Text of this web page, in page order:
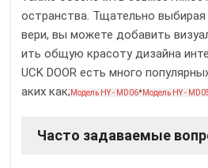
остранства. Тщательно
вери, вы можете добавить
ить общую красоту дизайна
UCK DOOR есть много
аких как; Модель HY - MD06*Модель HY -
Часто задаваемые